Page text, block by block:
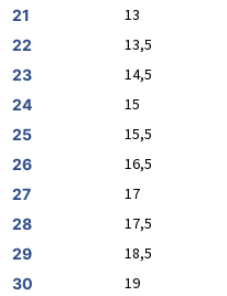
21 13
22 13,5
23 14,5
24 15
25 15,5
26 16,5
27 17
28 17,5
29 18,5
30 19